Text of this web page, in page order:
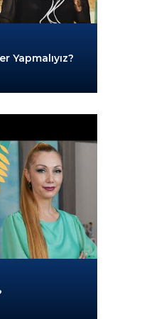
Yapmalıyız?